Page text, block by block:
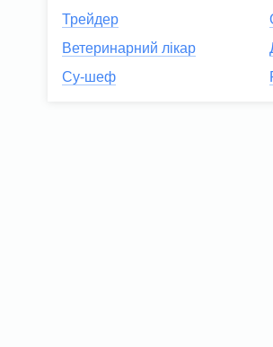
Трейдер
Ветеринарний лікар
Су-шеф